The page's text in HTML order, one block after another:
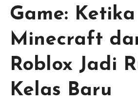
Game: Ketika
Minecraft
Roblox Jadi
Kelas Baru